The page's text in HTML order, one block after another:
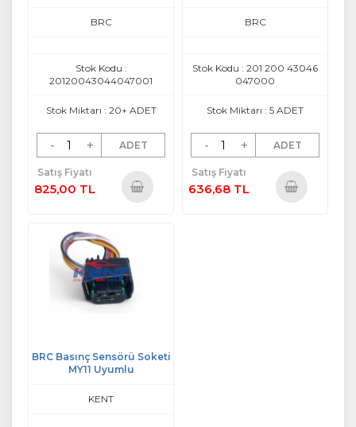
BRC
Stok Kodu :
20120043044047001
Stok Miktarı : 20+ ADET
- + ADET
Satış Fiyatı
825,00 TL
BRC
Stok Kodu : 201 200 43046
047000
Stok Miktarı : 5 ADET
- + ADET
Satış Fiyatı
636,68 TL
BRC Basınç Sensörü Soketi
MY11 Uyumlu
KENT